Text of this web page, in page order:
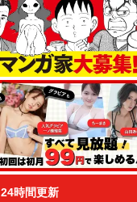
24時間更新